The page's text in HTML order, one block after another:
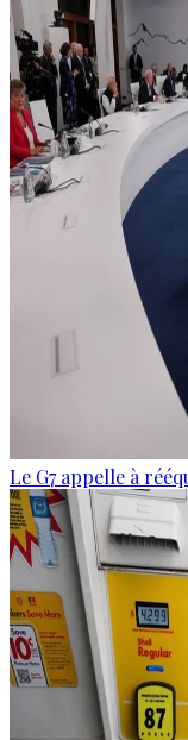
Le G7 appelle à